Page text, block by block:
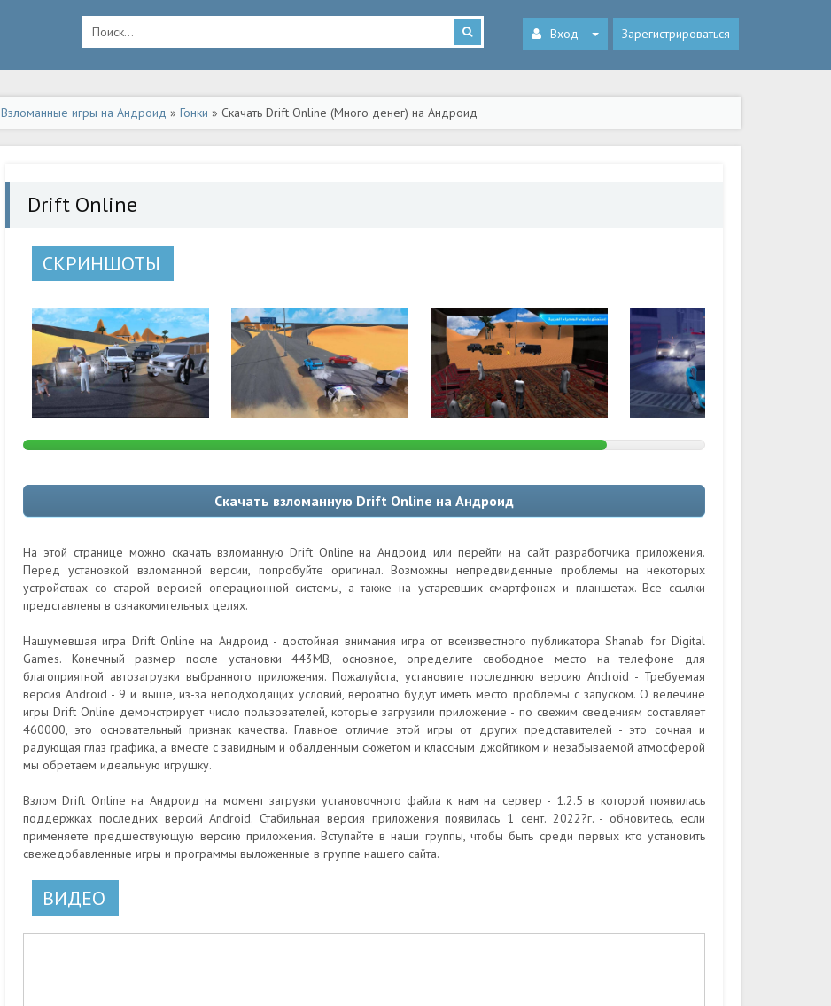
Вход Зарегистрироваться
Взломанные игры на Андроид » Гонки » Скачать Drift Online (Много денег) на Андроид
Drift Online
СКРИНШОТЫ
Скачать взломанную Drift Online на Андроид
На этой странице можно скачать взломанную Drift Online на Андроид или перейти на сайт разработчика приложения.
Перед установкой взломанной версии, попробуйте оригинал. Возможны непредвиденные проблемы на некоторых
устройствах со старой версией операционной системы, а также на устаревших смартфонах и планшетах. Все ссылки
представлены в ознакомительных целях.
Нашумевшая игра Drift Online на Андроид - достойная внимания игра от всеизвестного публикатора Shanab for Digital
Games. Конечный размер после установки 443MB, основное, определите свободное место на телефоне для
благоприятной автозагрузки выбранного приложения. Пожалуйста, установите последнюю версию Android - Требуемая
версия Android - 9 и выше, из-за неподходящих условий, вероятно будут иметь место проблемы с запуском. О велечине
игры Drift Online демонстрирует число пользователей, которые загрузили приложение - по свежим сведениям составляет
460000, это основательный признак качества. Главное отличие этой игры от других представителей - это сочная и
радующая глаз графика, а вместе с завидным и обалденным сюжетом и классным джойтиком и незабываемой атмосферой
мы обретаем идеальную игрушку.
Взлом Drift Online на Андроид на момент загрузки установочного файла к нам на сервер - 1.2.5 в которой появилась
поддержках последних версий Android. Стабильная версия приложения появилась 1 сент. 2022?г. - обновитесь, если
применяете предшествующую версию приложения. Вступайте в наши группы, чтобы быть среди первых кто установить
свежедобавленные игры и программы выложенные в группе нашего сайта.
ВИДЕО